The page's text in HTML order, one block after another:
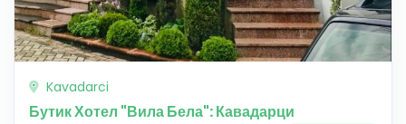
Kavadarci
Бутик Хотел "Вила Бела": Кавадарци